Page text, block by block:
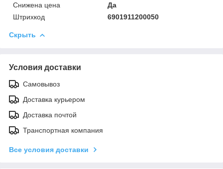
Снижена цена
Да
Штрихкод
6901911200050
Скрыть
Условия доставки
Самовывоз
Доставка курьером
Доставка почтой
Транспортная компания
Все условия доставки